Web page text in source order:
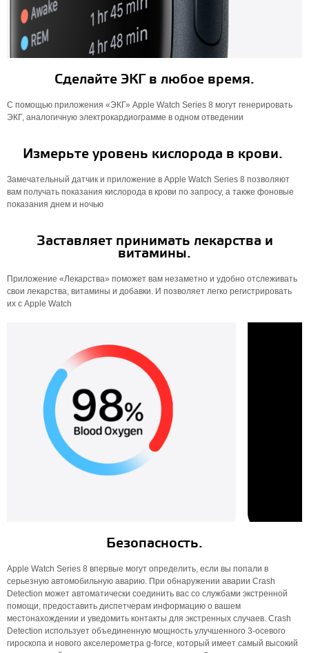
Сделайте ЭКГ в любое время.
С помощью приложения «ЭКГ» Apple Watch Series 8 могут генерировать
ЭКГ, аналогичную электрокардиограмме в одном отведении
Измерьте уровень кислорода в крови.
Замечательный датчик и приложение в Apple Watch Series 8 позволяют
вам получать показания кислорода в крови по запросу, а также фоновые
показания днем ​​и ночью
Заставляет принимать лекарства и
витамины.
Приложение «Лекарства» поможет вам незаметно и удобно отслеживать
свои лекарства, витамины и добавки. И позволяет легко регистрировать
их с Apple Watch
Безопасность.
Apple Watch Series 8 впервые могут определить, если вы попали в
серьезную автомобильную аварию. При обнаружении аварии Crash
Detection может автоматически соединить вас со службами экстренной
помощи, предоставить диспетчерам информацию о вашем
местонахождении и уведомить контакты для экстренных случаев. Crash
Detection использует объединенную мощность улучшенного 3-осевого
гироскопа и нового акселерометра g-force, который имеет самый высокий